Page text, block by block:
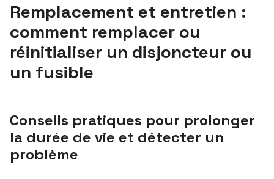
Remplacement et entretien :
comment remplacer ou
réinitialiser un disjoncteur ou
un fusible
Conseils pratiques pour prolonger
la durée de vie et détecter un
problème